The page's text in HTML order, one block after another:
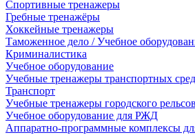
Спортивные тренажеры
Гребные тренажёры
Хоккейные тренажеры
Таможенное дело / Учебное
Криминалистика
Учебное оборудование
Учебные тренажеры транспортных
Транспорт
Учебные тренажеры городского
Учебное оборудование для РЖД
Аппаратно-программные комплексы